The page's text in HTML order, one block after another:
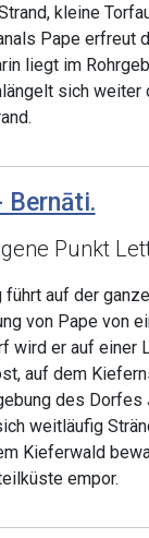
kleine
Pape erfreut
liegt im
sich weiter
Bernāti.
Punkt
auf der
von Pape von
wird er auf einer
auf dem
des
weitläufig
Kieferwald
empor.